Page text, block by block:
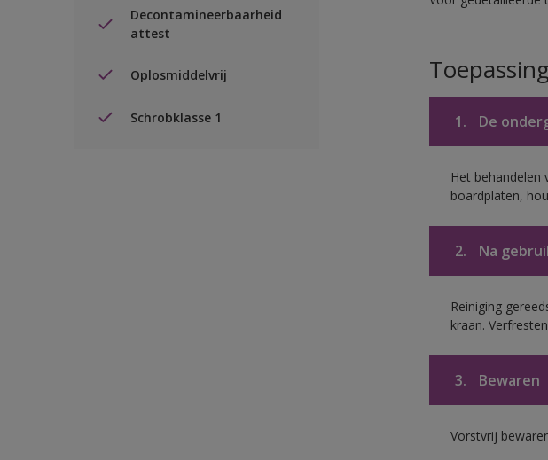
Decontamineerbaarheid
attest
Oplosmiddelvrij
Schrobklasse 1 1. De
Het behandelen
boardplaten,
2. Na
Reiniging
kraan.
3. Bewaren
Vorstvrij